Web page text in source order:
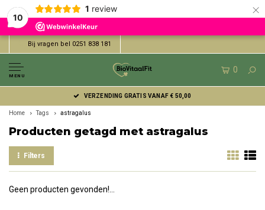
10
1 review ×
Bij vragen bel 0251 838 181
MENU
0
VERZENDING GRATIS VANAF € 50,00
Home Tags astragalus
Producten getagd met astragalus
Filters
Geen producten gevonden!...